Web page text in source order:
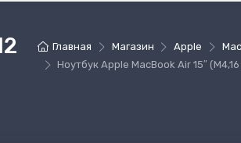
Главная Магазин Apple
Ноутбук Apple MacBook Air 15″